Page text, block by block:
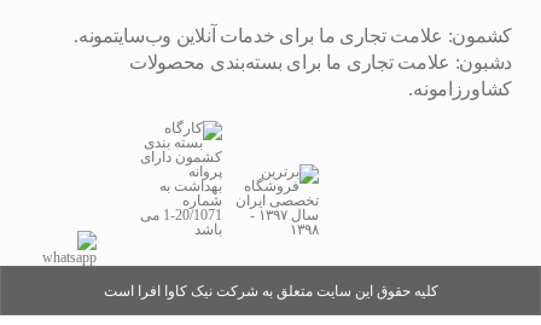
کشمون: علامت تجاری ما برای خدمات آنلاین وب‌سایتمونه.
دشبون: علامت تجاری ما برای بسته‌بندی محصولات
کشاورزامونه.
کلیه حقوق این سایت متعلق به شرکت نیک کاوا افرا است